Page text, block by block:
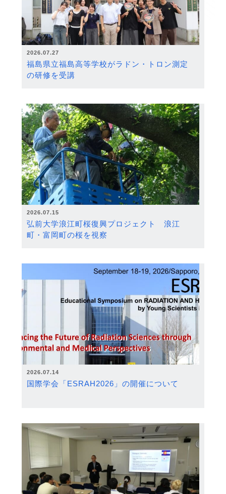
2026.07.27
福島県立福島高等学校がラドン・トロン測定
の研修を受講
2026.07.15
弘前大学浪江町桜復興プロジェクト 浪江
町・富岡町の桜を視察
2026.07.14
国際学会「ESRAH2026」の開催について